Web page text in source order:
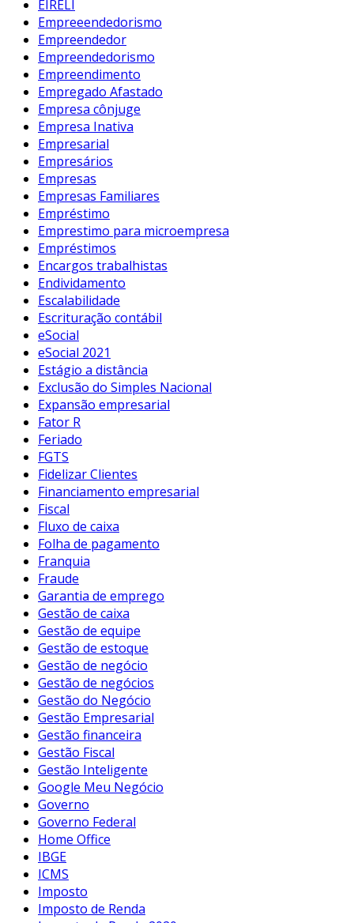
EIRELI
Empreeendedorismo
Empreendedor
Empreendedorismo
Empreendimento
Empregado Afastado
Empresa cônjuge
Empresa Inativa
Empresarial
Empresários
Empresas
Empresas Familiares
Empréstimo
Emprestimo para microempresa
Empréstimos
Encargos trabalhistas
Endividamento
Escalabilidade
Escrituração contábil
eSocial
eSocial 2021
Estágio a distância
Exclusão do Simples Nacional
Expansão empresarial
Fator R
Feriado
FGTS
Fidelizar Clientes
Financiamento empresarial
Fiscal
Fluxo de caixa
Folha de pagamento
Franquia
Fraude
Garantia de emprego
Gestão de caixa
Gestão de equipe
Gestão de estoque
Gestão de negócio
Gestão de negócios
Gestão do Negócio
Gestão Empresarial
Gestão financeira
Gestão Fiscal
Gestão Inteligente
Google Meu Negócio
Governo
Governo Federal
Home Office
IBGE
ICMS
Imposto
Imposto de Renda